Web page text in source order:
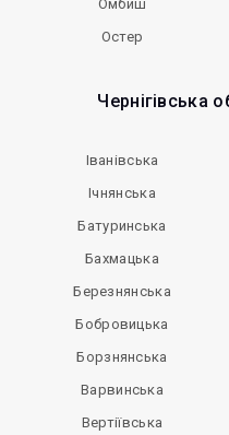
Омбиш
Остер
Чернігівська
Іванівська
Ічнянська
Батуринська
Бахмацька
Березнянська
Бобровицька
Борзнянська
Варвинська
Вертіївська